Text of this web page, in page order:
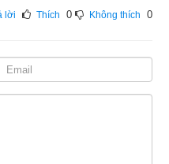
lời Thích 0 Không thích 0